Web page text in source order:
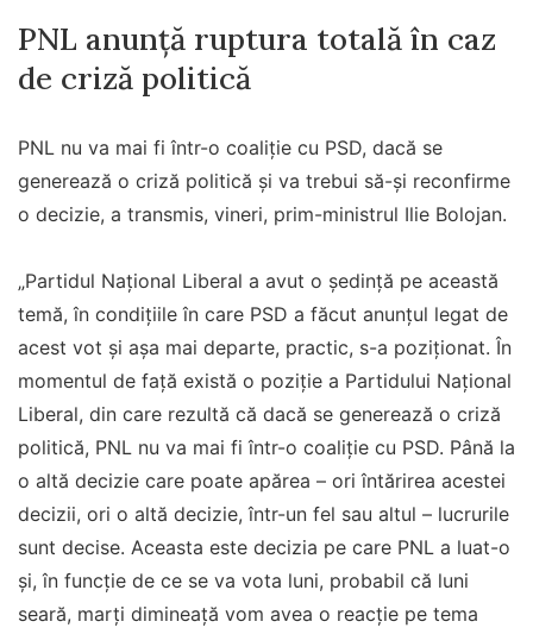
PNL anunță ruptura totală în caz
de criză politică
PNL nu va mai fi într-o coaliţie cu PSD, dacă se
generează o criză politică şi va trebui să-şi reconfirme
o decizie, a transmis, vineri, prim-ministrul Ilie Bolojan.
„Partidul Naţional Liberal a avut o şedinţă pe această
temă, în condiţiile în care PSD a făcut anunţul legat de
acest vot şi aşa mai departe, practic, s-a poziţionat. În
momentul de faţă există o poziţie a Partidului Naţional
Liberal, din care rezultă că dacă se generează o criză
politică, PNL nu va mai fi într-o coaliţie cu PSD. Până la
o altă decizie care poate apărea – ori întărirea acestei
decizii, ori o altă decizie, într-un fel sau altul – lucrurile
sunt decise. Aceasta este decizia pe care PNL a luat-o
şi, în funcţie de ce se va vota luni, probabil că luni
seară, marţi dimineaţă vom avea o reacţie pe tema